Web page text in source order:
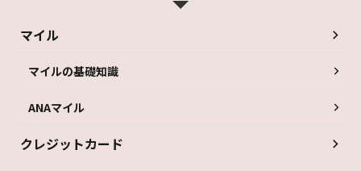
マイル
マイルの基礎知識
ANAマイル
クレジットカード